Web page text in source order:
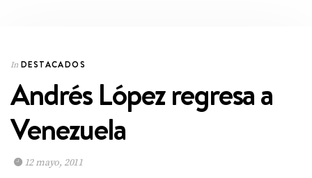
In DESTACADOS
Andrés López regresa a
Venezuela
12 mayo, 2011